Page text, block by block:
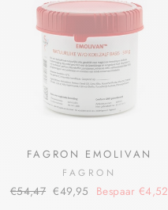
FAGRON EMOLIVAN
FAGRON
€54,47 €49,95 Bespaar €4,52